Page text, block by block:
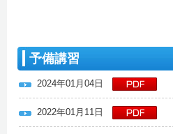
予備講習
2024年01月04日
2022年01月11日